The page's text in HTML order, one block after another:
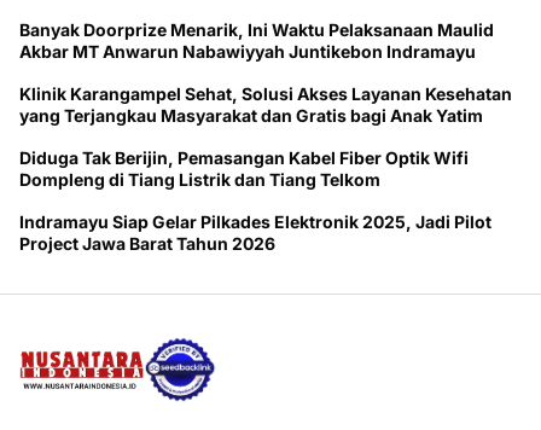
Banyak Doorprize Menarik, Ini Waktu Pelaksanaan Maulid
Akbar MT Anwarun Nabawiyyah Juntikebon Indramayu
Klinik Karangampel Sehat, Solusi Akses Layanan Kesehatan
yang Terjangkau Masyarakat dan Gratis bagi Anak Yatim
Diduga Tak Berijin, Pemasangan Kabel Fiber Optik Wifi
Dompleng di Tiang Listrik dan Tiang Telkom
Indramayu Siap Gelar Pilkades Elektronik 2025, Jadi Pilot
Project Jawa Barat Tahun 2026